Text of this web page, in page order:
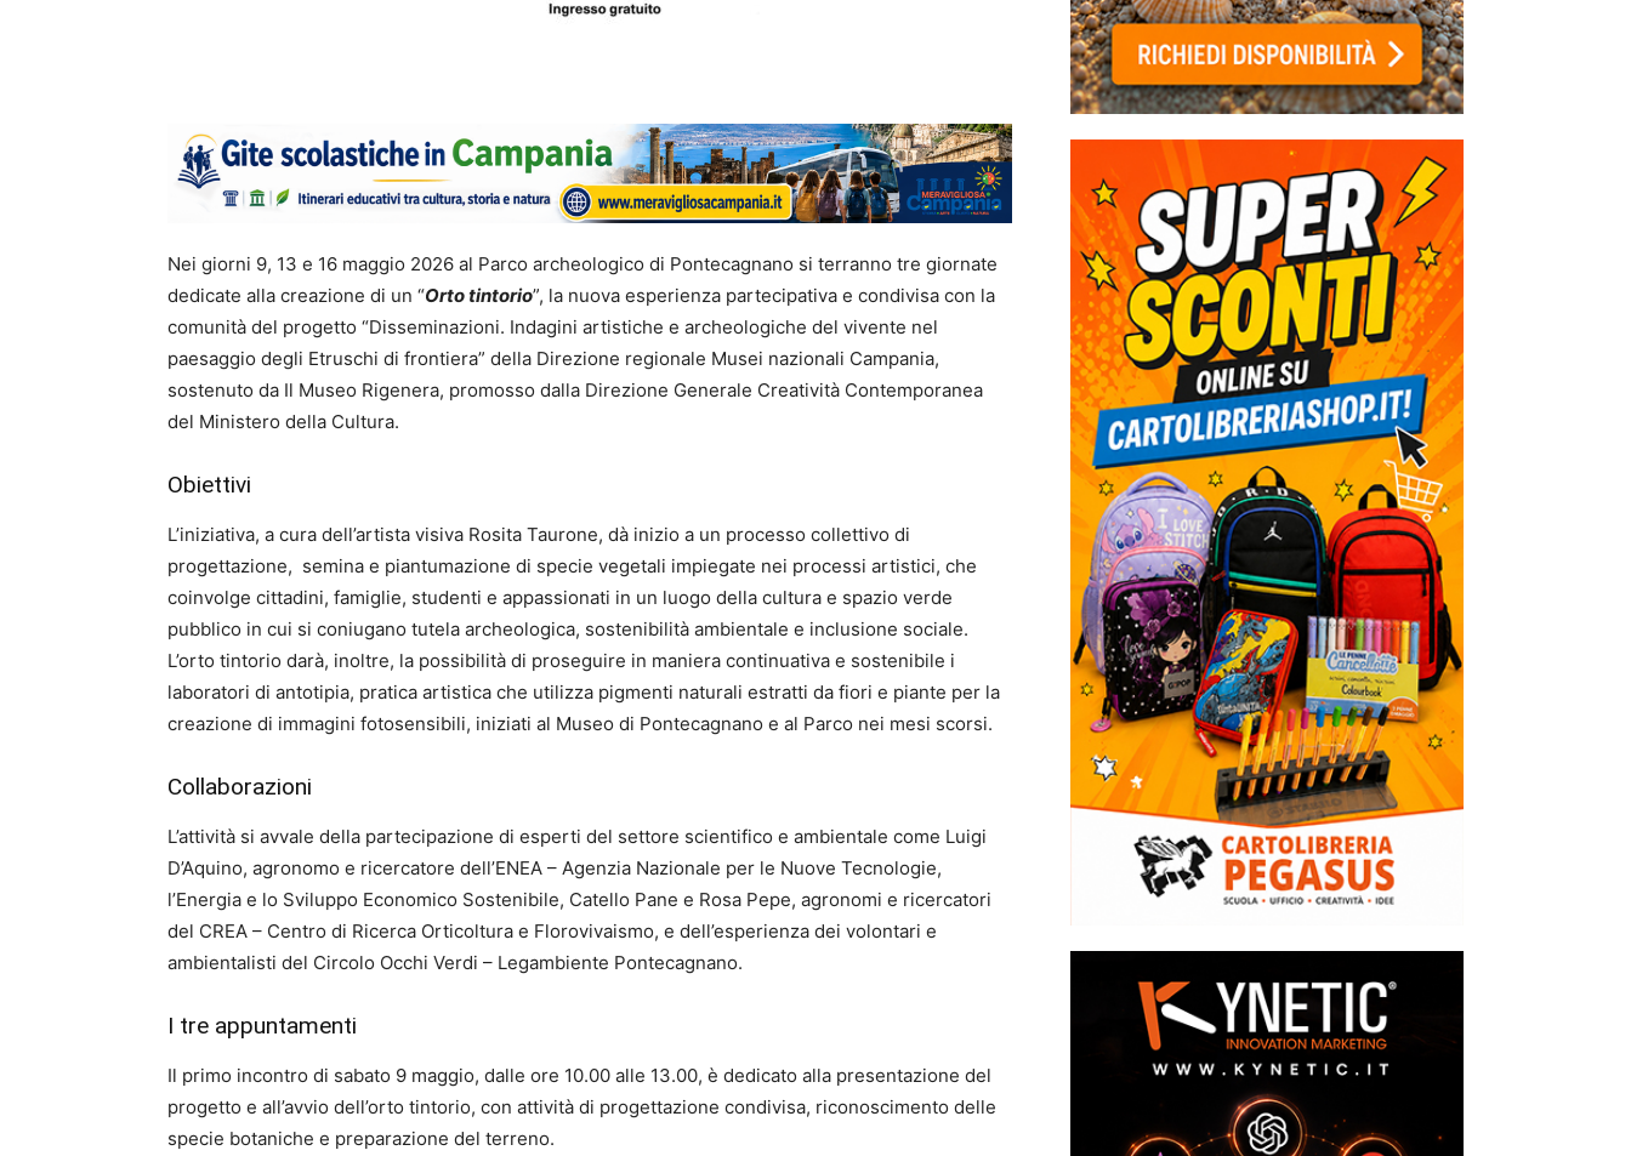
Nei giorni 9, 13 e 16 maggio 2026 al Parco archeologico di Pontecagnano si terranno tre giornate
dedicate alla creazione di un “Orto tintorio”, la nuova esperienza partecipativa e condivisa con la
comunità del progetto “Disseminazioni. Indagini artistiche e archeologiche del vivente nel
paesaggio degli Etruschi di frontiera” della Direzione regionale Musei nazionali Campania,
sostenuto da Il Museo Rigenera, promosso dalla Direzione Generale Creatività Contemporanea
del Ministero della Cultura.
Obiettivi
L’iniziativa, a cura dell’artista visiva Rosita Taurone, dà inizio a un processo collettivo di
progettazione, semina e piantumazione di specie vegetali impiegate nei processi artistici, che
coinvolge cittadini, famiglie, studenti e appassionati in un luogo della cultura e spazio verde
pubblico in cui si coniugano tutela archeologica, sostenibilità ambientale e inclusione sociale.
L’orto tintorio darà, inoltre, la possibilità di proseguire in maniera continuativa e sostenibile i
laboratori di antotipia, pratica artistica che utilizza pigmenti naturali estratti da fiori e piante per la
creazione di immagini fotosensibili, iniziati al Museo di Pontecagnano e al Parco nei mesi scorsi.
Collaborazioni
L’attività si avvale della partecipazione di esperti del settore scientifico e ambientale come Luigi
D’Aquino, agronomo e ricercatore dell’ENEA – Agenzia Nazionale per le Nuove Tecnologie,
l’Energia e lo Sviluppo Economico Sostenibile, Catello Pane e Rosa Pepe, agronomi e ricercatori
del CREA – Centro di Ricerca Orticoltura e Florovivaismo, e dell’esperienza dei volontari e
ambientalisti del Circolo Occhi Verdi – Legambiente Pontecagnano.
I tre appuntamenti
Il primo incontro di sabato 9 maggio, dalle ore 10.00 alle 13.00, è dedicato alla presentazione del
progetto e all’avvio dell’orto tintorio, con attività di progettazione condivisa, riconoscimento delle
specie botaniche e preparazione del terreno.